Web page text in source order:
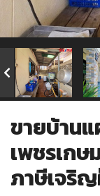
ขายบ้าน
เพชรเก
ภาษีเจริ